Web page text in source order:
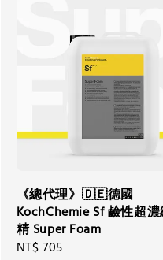
《總代理》🇩🇪德國
KochChemie Sf 鹼性超
精 Super Foam
Regular
NT$ 705